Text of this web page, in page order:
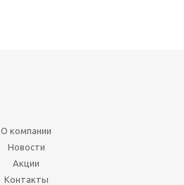
О компании
Новости
Акции
Контакты